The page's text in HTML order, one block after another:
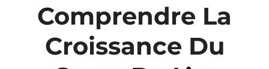
SUIVI KIT POSTAL
Comprendre La
Croissance Du